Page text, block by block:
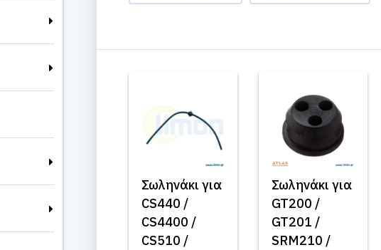
Σωληνάκι για
CS440 /
CS4400 /
CS510 /
Σωληνάκι για
GT200 /
GT201 /
SRM210 /